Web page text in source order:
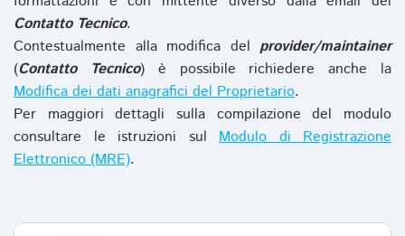
Contatto Tecnico.
Contestualmente alla modifica del provider/maintainer
(Contatto Tecnico) è possibile richiedere anche la
Modifica dei dati anagrafici del Proprietario.
Per maggiori dettagli sulla compilazione del modulo
consultare le istruzioni sul Modulo di Registrazione
Elettronico (MRE).